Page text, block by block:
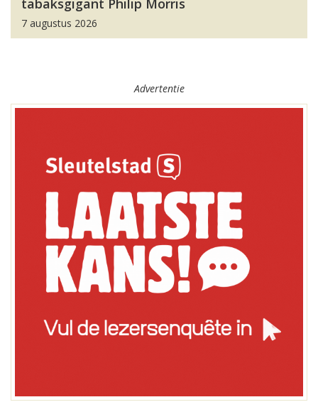
tabaksgigant Philip Morris
7 augustus 2026
Advertentie